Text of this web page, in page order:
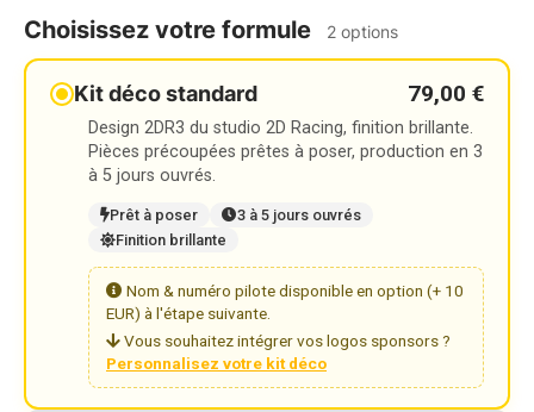
Choisissez votre formule 2 options
Kit déco standard 79,00 €
Design 2DR3 du studio 2D Racing, finition brillante.
Pièces précoupées prêtes à poser, production en 3
à 5 jours ouvrés.
Prêt à poser
3 à 5 jours ouvrés
Finition brillante
Nom & numéro pilote disponible en option (+ 10
EUR) à l'étape suivante.
Vous souhaitez intégrer vos logos sponsors ?
Personnalisez votre kit déco